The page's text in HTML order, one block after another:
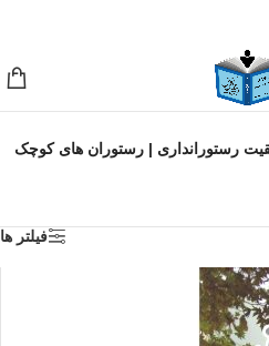
رستورانداری | رستوران های کوچک
فیلتر ها